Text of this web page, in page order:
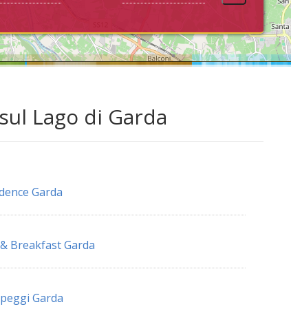
Lago di Garda
Garda
Breakfast Garda
Garda